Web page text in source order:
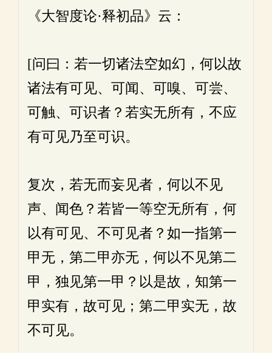
《大智度论·释初品》云：
[问曰：若一切诸法空如幻，何以故
诸法有可见、可闻、可嗅、可尝、
可触、可识者？若实无所有，不应
有可见乃至可识。
复次，若无而妄见者，何以不见
声、闻色？若皆一等空无所有，何
以有可见、不可见者？如一指第一
甲无，第二甲亦无，何以不见第二
甲，独见第一甲？以是故，知第一
甲实有，故可见；第二甲实无，故
不可见。